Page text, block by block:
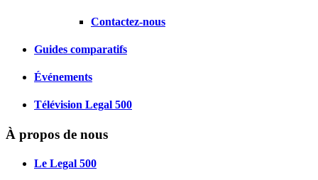
Contactez-nous
Guides comparatifs
Événements
Télévision Legal 500
À propos de nous
Le Legal 500